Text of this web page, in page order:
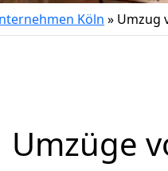
Köln » Umzug
Umzüge